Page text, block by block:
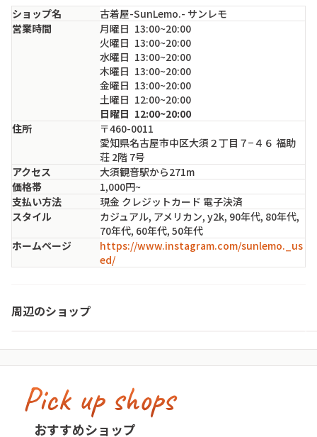
ショップ名
古着屋-SunLemo.- サンレモ
営業時間
月曜日 13:00~20:00
火曜日 13:00~20:00
水曜日 13:00~20:00
木曜日 13:00~20:00
金曜日 13:00~20:00
土曜日 12:00~20:00
日曜日 12:00~20:00
住所
〒460-0011
愛知県名古屋市中区大須２丁目７−４６ 福助
荘 2階 7号
アクセス
大須観音駅から271m
価格帯
1,000円~
支払い方法
現金 クレジットカード 電子決済
スタイル
カジュアル, アメリカン, y2k, 90年代, 80年代,
70年代, 60年代, 50年代
ホームページ
https://www.instagram.com/sunlemo._us
ed/
周辺のショップ
愛知県・名古屋市中区
Pick up shops
おすすめショップ
古着屋no pain no gain(ノーペインノーゲ
イン)